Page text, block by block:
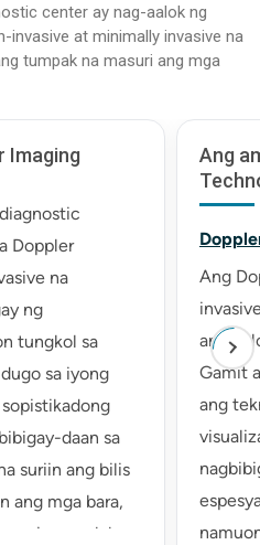
center ay nag-aalok ng
invasive at minimally invasive na
tumpak na masuri ang mga
Imaging
Doppler
na
ng
tungkol sa
sa iyong
daan sa
suriin ang bilis
ang mga bara,
pinag-aalala
Ang
Ang
ang
Gamit
ang